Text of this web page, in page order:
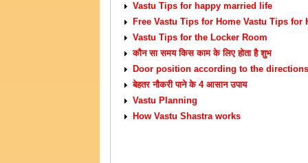
Vastu Tips for happy married life
Free Vastu Tips for Home Vastu Tips for
Vastu Tips for the Locker Room
कौन सा समय किस काम के लिए होता है शुभ
Door position according to the directions
बेहतर नौकरी पाने के 4 आसान उपाय
Vastu Planning
How Vastu Shastra works